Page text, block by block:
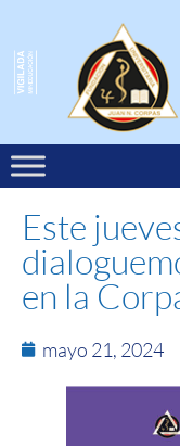
Este
en la
mayo 21, 2024